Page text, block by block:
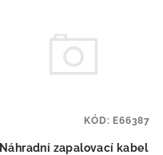
Náhradní zapalovací kabel
KÓD: E66387